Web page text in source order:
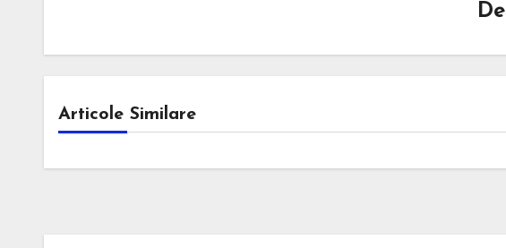
De
Articole Similare